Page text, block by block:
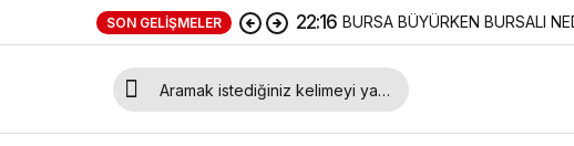
SON GELIŞMELER 22:16 BURSA BÜYÜRKEN BURSALI